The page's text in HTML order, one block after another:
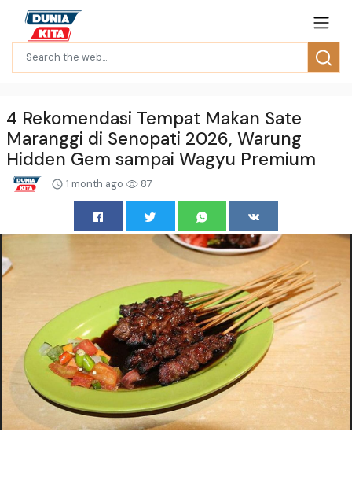
4 Rekomendasi Tempat Makan Sate
Maranggi di Senopati 2026, Warung
Hidden Gem sampai Wagyu Premium
1 month ago 87